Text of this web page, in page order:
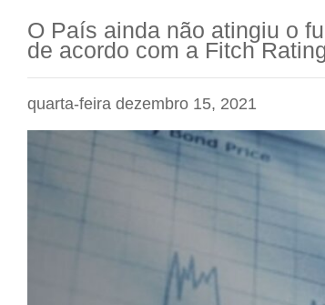
O País ainda não atingiu o
de acordo com a Fitch
quarta-feira dezembro 15, 2021